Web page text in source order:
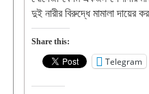
দুই নারীর বিরুদ্ধে মামালা
Share this:
Telegram